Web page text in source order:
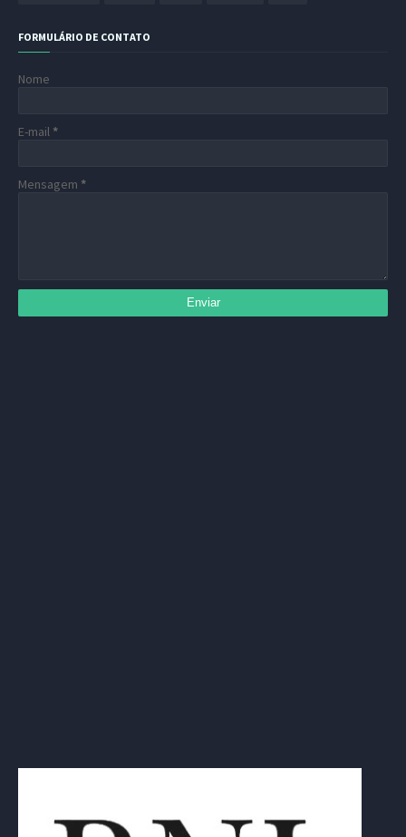
FORMULÁRIO DE CONTATO
Nome
E-mail *
Mensagem *